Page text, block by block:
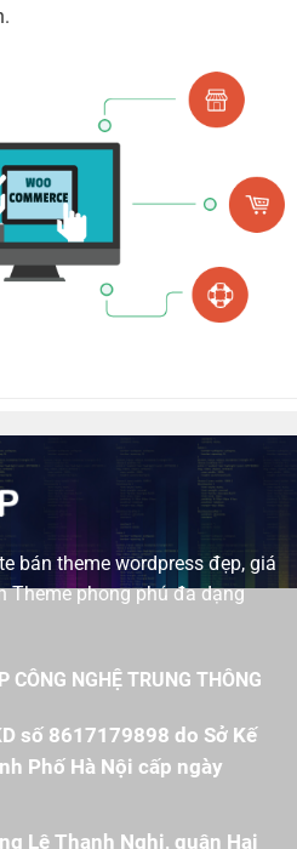
bán theme wordpress đẹp, giá
Theme phong phú đa dạng
CÔNG NGHỆ TRUNG THÔNG
số 8617179898 do Sở Kế
Phố Hà Nội cấp ngày
Lê Thanh Nghị, quận Hai